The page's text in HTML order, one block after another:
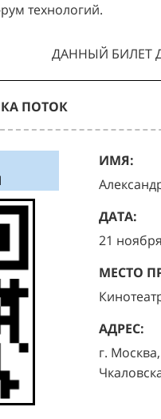
технологий.
ДАННЫЙ БИЛЕТ
ПОТОК
ИМЯ:
ДАТА:
21
МЕСТО
АДРЕС:
г.